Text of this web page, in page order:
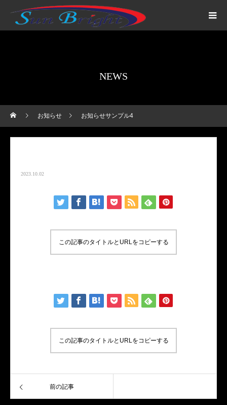
NEWS
お知らせ お知らせサンプル4
2023.10.02
この記事のタイトルとURLをコピーする
この記事のタイトルとURLをコピーする
前の記事